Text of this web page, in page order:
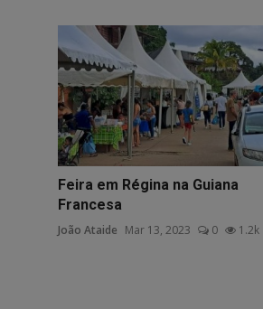
Feira em Régina na Guiana
Francesa
João Ataide Mar 13, 2023 0 1.2k